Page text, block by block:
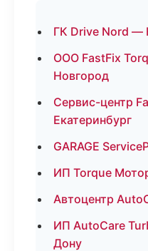
ГК Drive Nord —
ООО FastFix
Новгород
Сервис-центр
Екатеринбург
GARAGE
ИП Torque
Автоцентр
ИП AutoCare
Дону